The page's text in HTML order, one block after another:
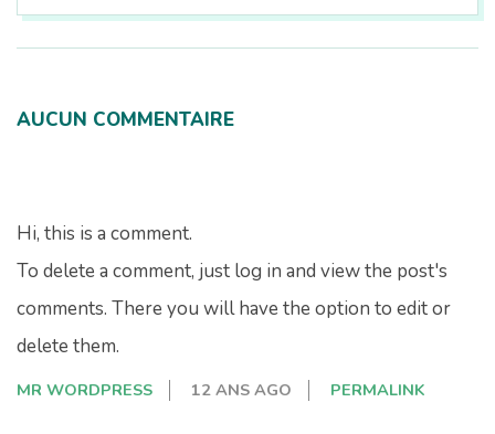
07
AUCUN COMMENTAIRE
Hi, this is a comment.
To delete a comment, just log in and view the post's
comments. There you will have the option to edit or
delete them.
MR WORDPRESS 12 ANS AGO PERMALINK